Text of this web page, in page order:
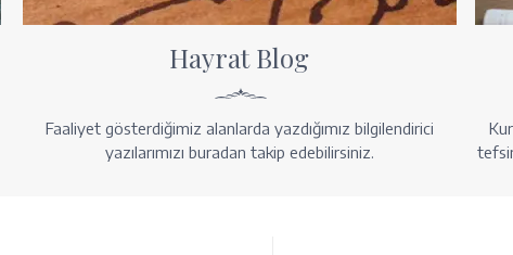
Hayrat Blog
Faaliyet gösterdiğimiz alanlarda yazdığımız bilgilendirici
yazılarımızı buradan takip edebilirsiniz.